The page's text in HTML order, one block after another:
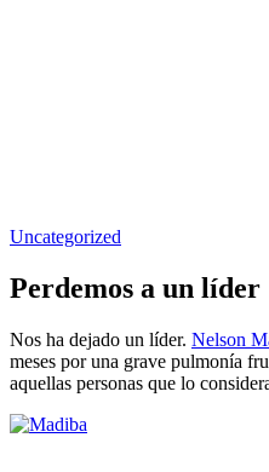
Uncategorized
Perdemos a un líder
Nos ha dejado un líder. Nelson
meses por una grave pulmonía
aquellas personas que lo